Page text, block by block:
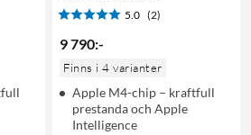
5.0 (2)
9 790:-
Finns i 4 varianter
Apple M4-chip – kraftfull
prestanda och Apple
Intelligence